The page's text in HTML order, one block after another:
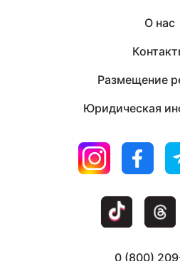
О нас
Размещение
Юридическая
0 (800)